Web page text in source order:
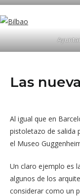
Las
Al igual que en
pistoletazo de salida
el Museo
Un claro ejemplo es
algunos de los
considerar como un